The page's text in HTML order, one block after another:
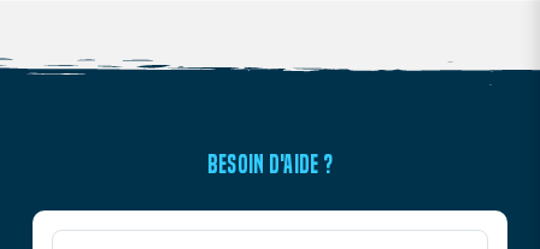
BESOIN D'AIDE ?